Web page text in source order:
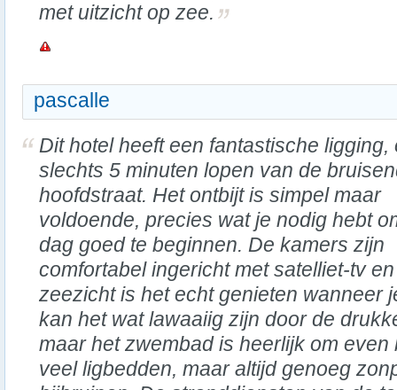
met uitzicht op zee.
pascalle
Dit hotel heeft een fantastische ligging,
slechts 5 minuten lopen van de
hoofdstraat. Het ontbijt is simpel maar
voldoende, precies wat je nodig hebt
dag goed te beginnen. De kamers zijn
comfortabel ingericht met satelliet-tv
zeezicht is het echt genieten wanneer
kan het wat lawaaiig zijn door de
maar het zwembad is heerlijk om even
veel ligbedden, maar altijd genoeg